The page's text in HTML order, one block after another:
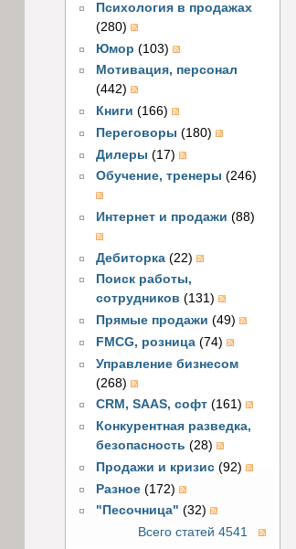
Психология в продажах
(280)
Юмор (103)
Мотивация, персонал
(442)
Книги (166)
Переговоры (180)
Дилеры (17)
Обучение, тренеры (246)
Интернет и продажи (88)
Дебиторка (22)
Поиск работы,
сотрудников (131)
Прямые продажи (49)
FMCG, розница (74)
Управление бизнесом
(268)
CRM, SAAS, софт (161)
Конкурентная разведка,
безопасность (28)
Продажи и кризис (92)
Разное (172)
"Песочница" (32)
Всего статей 4541